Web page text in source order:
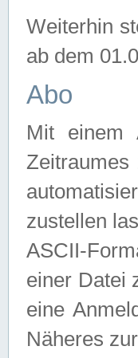
Weiterhin
ab dem
Abo
Mit einem
zustellen
ASCII-
einer Datei
eine
Näheres